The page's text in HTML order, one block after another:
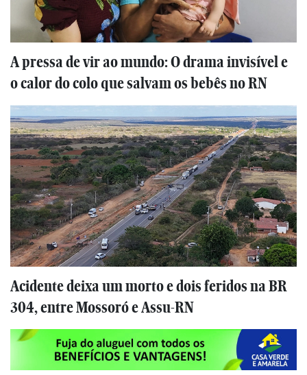
A pressa de vir ao mundo: O drama invisível e
o calor do colo que salvam os bebês no RN
Acidente deixa um morto e dois feridos na BR
304, entre Mossoró e Assu-RN